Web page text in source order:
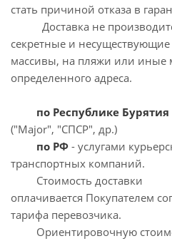
стать причиной отказа в
Доставка не
секретные и
массивы, на пляжи или иные
определенного адреса.
по Республике Бурятия
("Major", "СПСР", др.)
по РФ - услугами
транспортных компаний.
Стоимость доставки
оплачивается Покупателем
тарифа перевозчика.
Ориентировочную